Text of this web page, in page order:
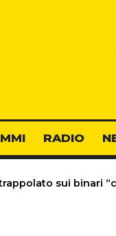
RADIO
sui binari